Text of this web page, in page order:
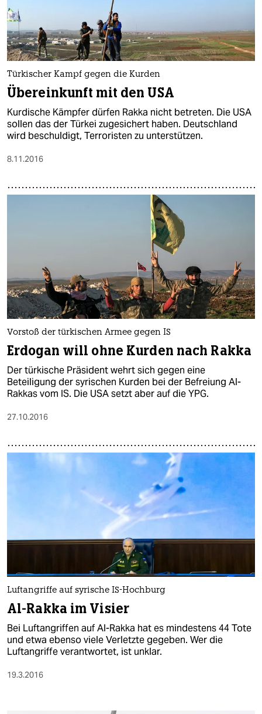
Türkischer Kampf gegen die Kurden
Übereinkunft mit den USA
Kurdische Kämpfer dürfen Rakka nicht betreten. Die USA
sollen das der Türkei zugesichert haben. Deutschland
wird beschuldigt, Terroristen zu unterstützen.
8.11.2016
Vorstoß der türkischen Armee gegen IS
Erdogan will ohne Kurden nach Rakka
Der türkische Präsident wehrt sich gegen eine
Beteiligung der syrischen Kurden bei der Befreiung Al-
Rakkas vom IS. Die USA setzt aber auf die YPG.
27.10.2016
Luftangriffe auf syrische IS-Hochburg
Al-Rakka im Visier
Bei Luftangriffen auf Al-Rakka hat es mindestens 44 Tote
und etwa ebenso viele Verletzte gegeben. Wer die
Luftangriffe verantwortet, ist unklar.
19.3.2016